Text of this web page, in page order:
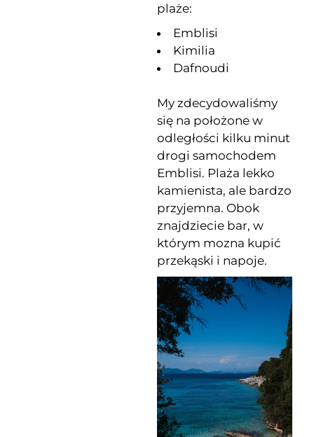
plaże:
Emblisi
Kimilia
Dafnoudi
My zdecydowaliśmy
się na położone w
odległości kilku minut
drogi samochodem
Emblisi. Plaża lekko
kamienista, ale bardzo
przyjemna. Obok
znajdziecie bar, w
którym mozna kupić
przekąski i napoje.